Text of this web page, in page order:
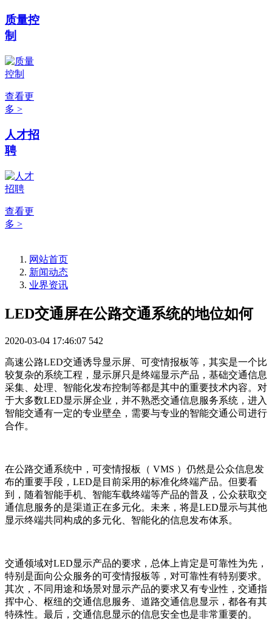
质量控
制
查看更
多 >
人才招
聘
查看更
多 >
网站首页
新闻动态
业界资讯
LED交通屏在公路交通系统的地位如何
2020-03-04 17:46:07 542
高速公路LED交通诱导显示屏、可变情报板等，其实是一个比
较复杂的系统工程，显示屏只是终端显示产品，基础交通信息
采集、处理、智能化发布控制等都是其中的重要技术内容。对
于大多数LED显示屏企业，并不熟悉交通信息服务系统，进入
智能交通有一定的专业壁垒，需要与专业的智能交通公司进行
合作。
在公路交通系统中，可变情报板（ VMS ）仍然是公众信息发
布的重要手段，LED是目前采用的标准化终端产品。但要看
到，随着智能手机、智能车载终端等产品的普及，公众获取交
通信息服务的是渠道正在多元化。未来，将是LED显示与其他
显示终端共同构成的多元化、智能化的信息发布体系。
交通领域对LED显示产品的要求，总体上肯定是可靠性为先，
特别是面向公众服务的可变情报板等，对可靠性有特别要求。
其次，不同用途和场景对显示产品的要求又有专业性，交通指
挥中心、枢纽的交通信息服务、道路交通信息显示，都各有其
特殊性。最后，交通信息显示的信息安全也是非常重要的。